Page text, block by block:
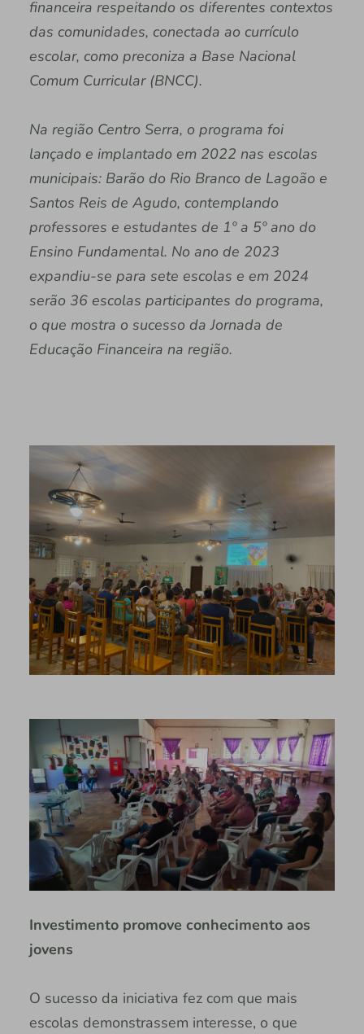
financeira respeitando os diferentes contextos
das comunidades, conectada ao currículo
escolar, como preconiza a Base Nacional
Comum Curricular (BNCC).
Na região Centro Serra, o programa foi
lançado e implantado em 2022 nas escolas
municipais: Barão do Rio Branco de Lagoão e
Santos Reis de Agudo, contemplando
professores e estudantes de 1º a 5º ano do
Ensino Fundamental. No ano de 2023
expandiu-se para sete escolas e em 2024
serão 36 escolas participantes do programa,
o que mostra o sucesso da Jornada de
Educação Financeira na região.
Investimento promove conhecimento aos
jovens
O sucesso da iniciativa fez com que mais
escolas demonstrassem interesse, o que